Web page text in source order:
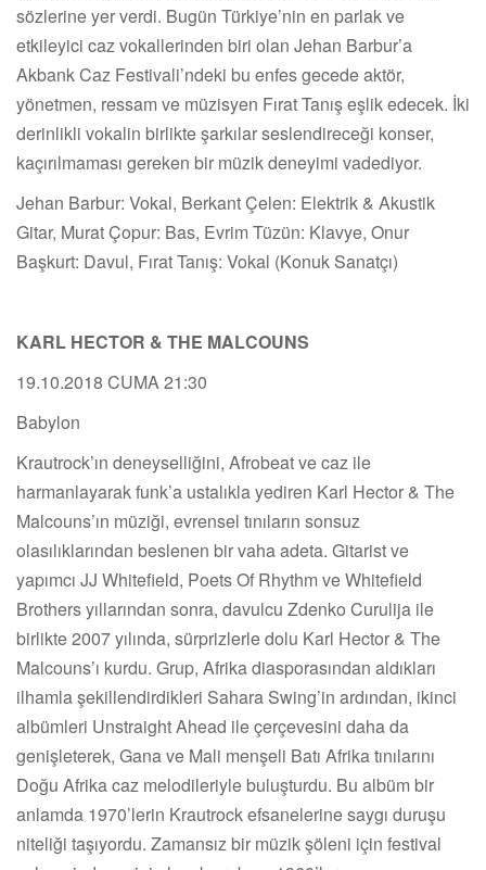
sözlerine yer verdi. Bugün Türkiye’nin en parlak ve
etkileyici caz vokallerinden biri olan Jehan Barbur’a
Akbank Caz Festivali’ndeki bu enfes gecede aktör,
yönetmen, ressam ve müzisyen Fırat Tanış eşlik edecek. İki
derinlikli vokalin birlikte şarkılar seslendireceği konser,
kaçırılmaması gereken bir müzik deneyimi vadediyor.
Jehan Barbur: Vokal, Berkant Çelen: Elektrik & Akustik
Gitar, Murat Çopur: Bas, Evrim Tüzün: Klavye, Onur
Başkurt: Davul, Fırat Tanış: Vokal (Konuk Sanatçı)
KARL HECTOR & THE MALCOUNS
19.10.2018 CUMA 21:30
Babylon
Krautrock’ın deneyselliğini, Afrobeat ve caz ile
harmanlayarak funk’a ustalıkla yediren Karl Hector & The
Malcouns’ın müziği, evrensel tınıların sonsuz
olasılıklarından beslenen bir vaha adeta. Gitarist ve
yapımcı JJ Whitefield, Poets Of Rhythm ve Whitefield
Brothers yıllarından sonra, davulcu Zdenko Curulija ile
birlikte 2007 yılında, sürprizlerle dolu Karl Hector & The
Malcouns’ı kurdu. Grup, Afrika diasporasından aldıkları
ilhamla şekillendirdikleri Sahara Swing’in ardından, ikinci
albümleri Unstraight Ahead ile çerçevesini daha da
genişleterek, Gana ve Mali menşeli Batı Afrika tınılarını
Doğu Afrika caz melodileriyle buluşturdu. Bu albüm bir
anlamda 1970’lerin Krautrock efsanelerine saygı duruşu
niteliği taşıyordu. Zamansız bir müzik şöleni için festival